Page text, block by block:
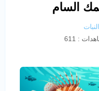
السام
: 611